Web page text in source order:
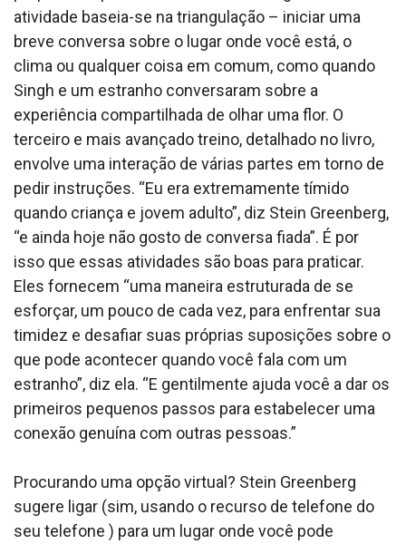
atividade baseia-se na triangulação – iniciar uma
breve conversa sobre o lugar onde você está, o
clima ou qualquer coisa em comum, como quando
Singh e um estranho conversaram sobre a
experiência compartilhada de olhar uma flor. O
terceiro e mais avançado treino, detalhado no livro,
envolve uma interação de várias partes em torno de
pedir instruções. “Eu era extremamente tímido
quando criança e jovem adulto”, diz Stein Greenberg,
“e ainda hoje não gosto de conversa fiada”. É por
isso que essas atividades são boas para praticar.
Eles fornecem “uma maneira estruturada de se
esforçar, um pouco de cada vez, para enfrentar sua
timidez e desafiar suas próprias suposições sobre o
que pode acontecer quando você fala com um
estranho”, diz ela. “E gentilmente ajuda você a dar os
primeiros pequenos passos para estabelecer uma
conexão genuína com outras pessoas.”
Procurando uma opção virtual? Stein Greenberg
sugere ligar (sim, usando o recurso de telefone do
seu telefone ) para um lugar onde você pode